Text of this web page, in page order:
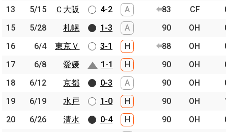
13
5/15 Ｃ大阪 4-2 A 83 CF
15
5/28 札幌 1-3 A 90 OH
16
6/4 東京Ｖ 3-1 H 88 OH
17
6/8 愛媛 1-1 H 90 OH
18
6/12 京都 0-3 A 90 OH
19
6/19 水戸 1-0 H 90 OH
20
6/26 清水 0-4 H 90 OH
13
5/15
Ｃ大阪
15
5/28
札幌
16
6/4
東京Ｖ
17
6/8
愛媛
18
6/12
京都
19
6/19
水戸
20
6/26
清水